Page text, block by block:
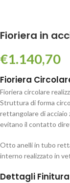
Fioriera in
€1.140,70
Fioriera
Fioriera circolare
Struttura di forma
rettangolare di acciaio
evitano il contatto
Otto anelli in tubo
interno realizzato in
Dettagli Finitura